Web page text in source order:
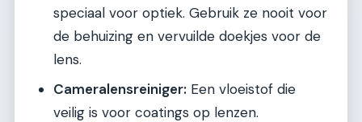
speciaal voor optiek. Gebruik ze nooit voor
de behuizing en vervuilde doekjes voor de
lens.
Cameralensreiniger: Een vloeistof die
veilig is voor coatings op lenzen.